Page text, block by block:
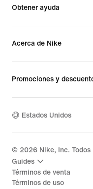
Obtener ayuda
Acerca de Nike
Promociones y
Estados Unidos
© 2026 Nike, Inc.
Guides
Términos de venta
Términos de uso